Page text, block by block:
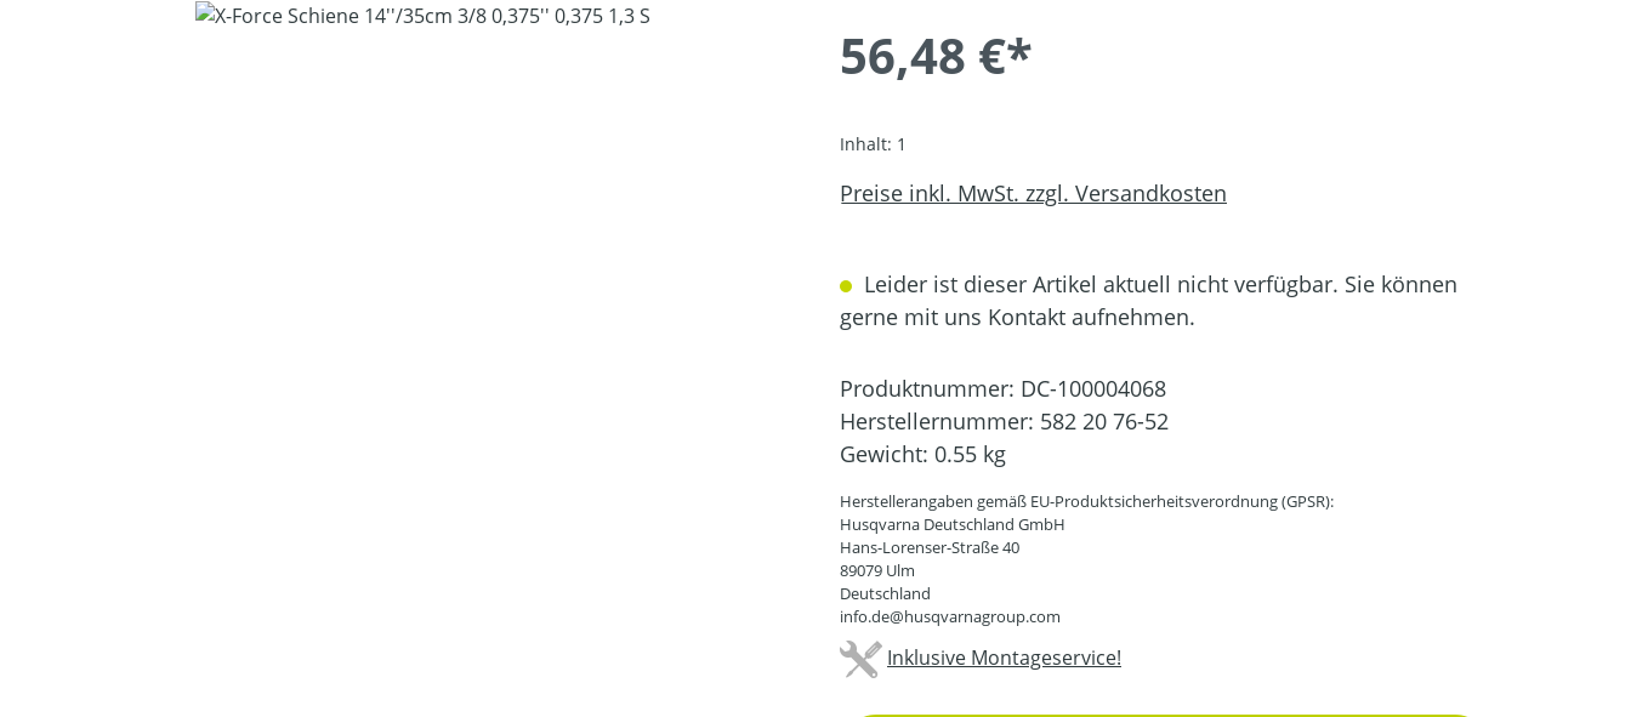
Bildergalerie überspringen
56,48 €*
Inhalt: 1
Preise inkl. MwSt. zzgl. Versandkosten
Leider ist dieser Artikel aktuell nicht verfügbar. Sie können
gerne mit uns Kontakt aufnehmen.
Produktnummer: DC-100004068
Herstellernummer: 582 20 76-52
Gewicht: 0.55 kg
Herstellerangaben gemäß EU-Produktsicherheitsverordnung (GPSR):
Husqvarna Deutschland GmbH
Hans-Lorenser-Straße 40
89079 Ulm
Deutschland
info.de@husqvarnagroup.com
Inklusive Montageservice!